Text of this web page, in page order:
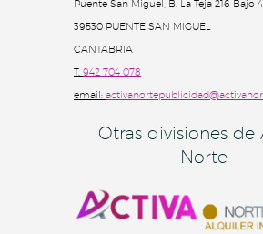
Puente San Miguel, B. La Teja 216 Bajo
39530 PUENTE SAN MIGUEL
CANTABRIA
T. 942 704 078
email:
Otras divisiones de
Norte